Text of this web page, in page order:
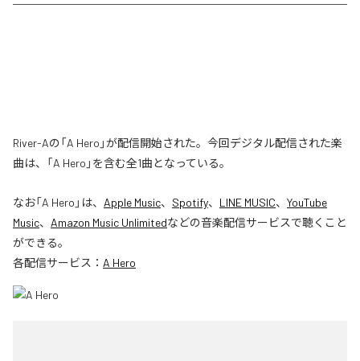
River-Aの「A Hero」が配信開始された。今回デジタル配信された楽
曲は、「A Hero」を含む全1曲となっている。
なお「A Hero 」は、 Apple Music、 Spotify、 LINE MUSIC、 YouTube
Music、 Amazon Music Unlimitedなどの音楽配信サービスで聴くこと
ができる。
各配信サービス： A Hero